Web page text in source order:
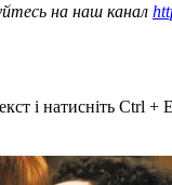
на наш канал
і натисніть Ctrl